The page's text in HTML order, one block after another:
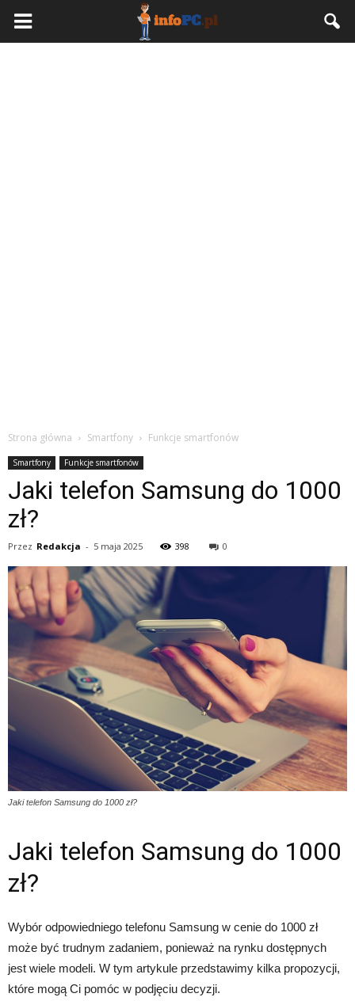
Strona główna Smartfony Funkcje smartfonów
Smartfony Funkcje smartfonów
Jaki telefon Samsung do 1000
zł?
Przez Redakcja - 5 maja 2025 398 0
Jaki telefon Samsung do 1000 zł?
Jaki telefon Samsung do 1000
zł?
Wybór odpowiedniego telefonu Samsung w cenie do 1000 zł
może być trudnym zadaniem, ponieważ na rynku dostępnych
jest wiele modeli. W tym artykule przedstawimy kilka propozycji,
które mogą Ci pomóc w podjęciu decyzji.